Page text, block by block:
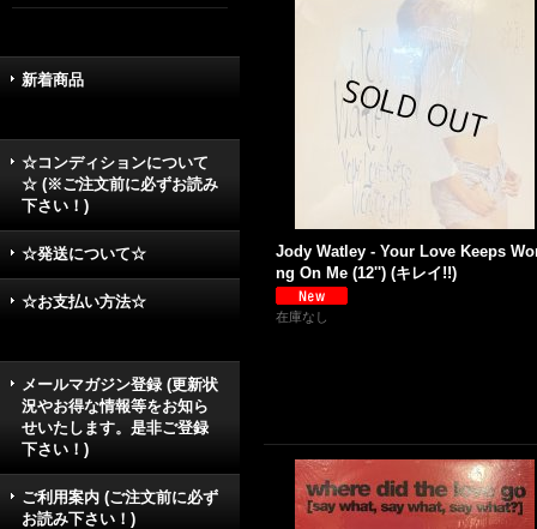
新着商品
☆コンディションについて
☆ (※ご注文前に必ずお読み
下さい！)
☆発送について☆
☆お支払い方法☆
メールマガジン登録 (更新状
況やお得な情報等をお知ら
せいたします。是非ご登録
下さい！)
ご利用案内 (ご注文前に必ず
お読み下さい！)
Jody Watley - Your Love Keeps
ng On Me (12'') (キレイ!!)
在庫なし